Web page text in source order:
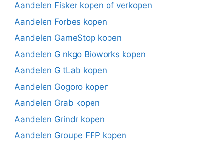
Aandelen Fisker kopen of verkopen
Aandelen Forbes kopen
Aandelen GameStop kopen
Aandelen Ginkgo Bioworks kopen
Aandelen GitLab kopen
Aandelen Gogoro kopen
Aandelen Grab kopen
Aandelen Grindr kopen
Aandelen Groupe FFP kopen